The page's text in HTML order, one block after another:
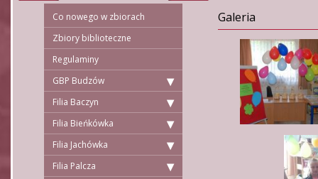
Co nowego w zbiorach
Zbiory biblioteczne
Regulaminy
GBP Budzów
Filia Baczyn
Filia Bieńkówka
Filia Jachówka
Filia Palcza
Galeria